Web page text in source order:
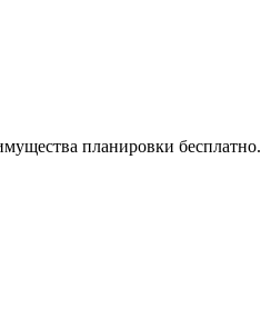
планировки бесплатно.